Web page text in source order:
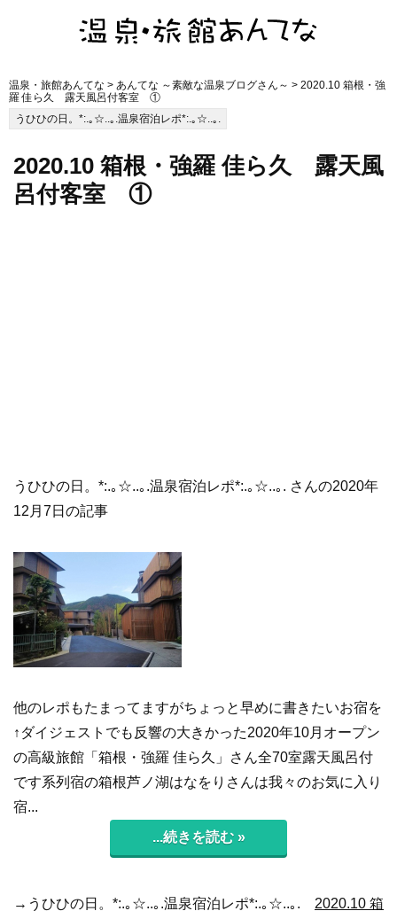
温泉・旅館あんてな > あんてな ～素敵な温泉ブログさん～ > 2020.10 箱根・強
羅 佳ら久 露天風呂付客室 ①
うひひの日。*:.｡☆..｡.温泉宿泊レポ*:.｡☆..｡.
2020.10 箱根・強羅 佳ら久 露天風
呂付客室 ①
うひひの日。*:.｡☆..｡.温泉宿泊レポ*:.｡☆..｡. さんの2020年
12月7日の記事
他のレポもたまってますがちょっと早めに書きたいお宿を
↑ダイジェストでも反響の大きかった2020年10月オープン
の高級旅館「箱根・強羅 佳ら久」さん全70室露天風呂付
です系列宿の箱根芦ノ湖はなをりさんは我々のお気に入り
宿...
...続きを読む »
→うひひの日。*:.｡☆..｡.温泉宿泊レポ*:.｡☆..｡. 2020.10 箱